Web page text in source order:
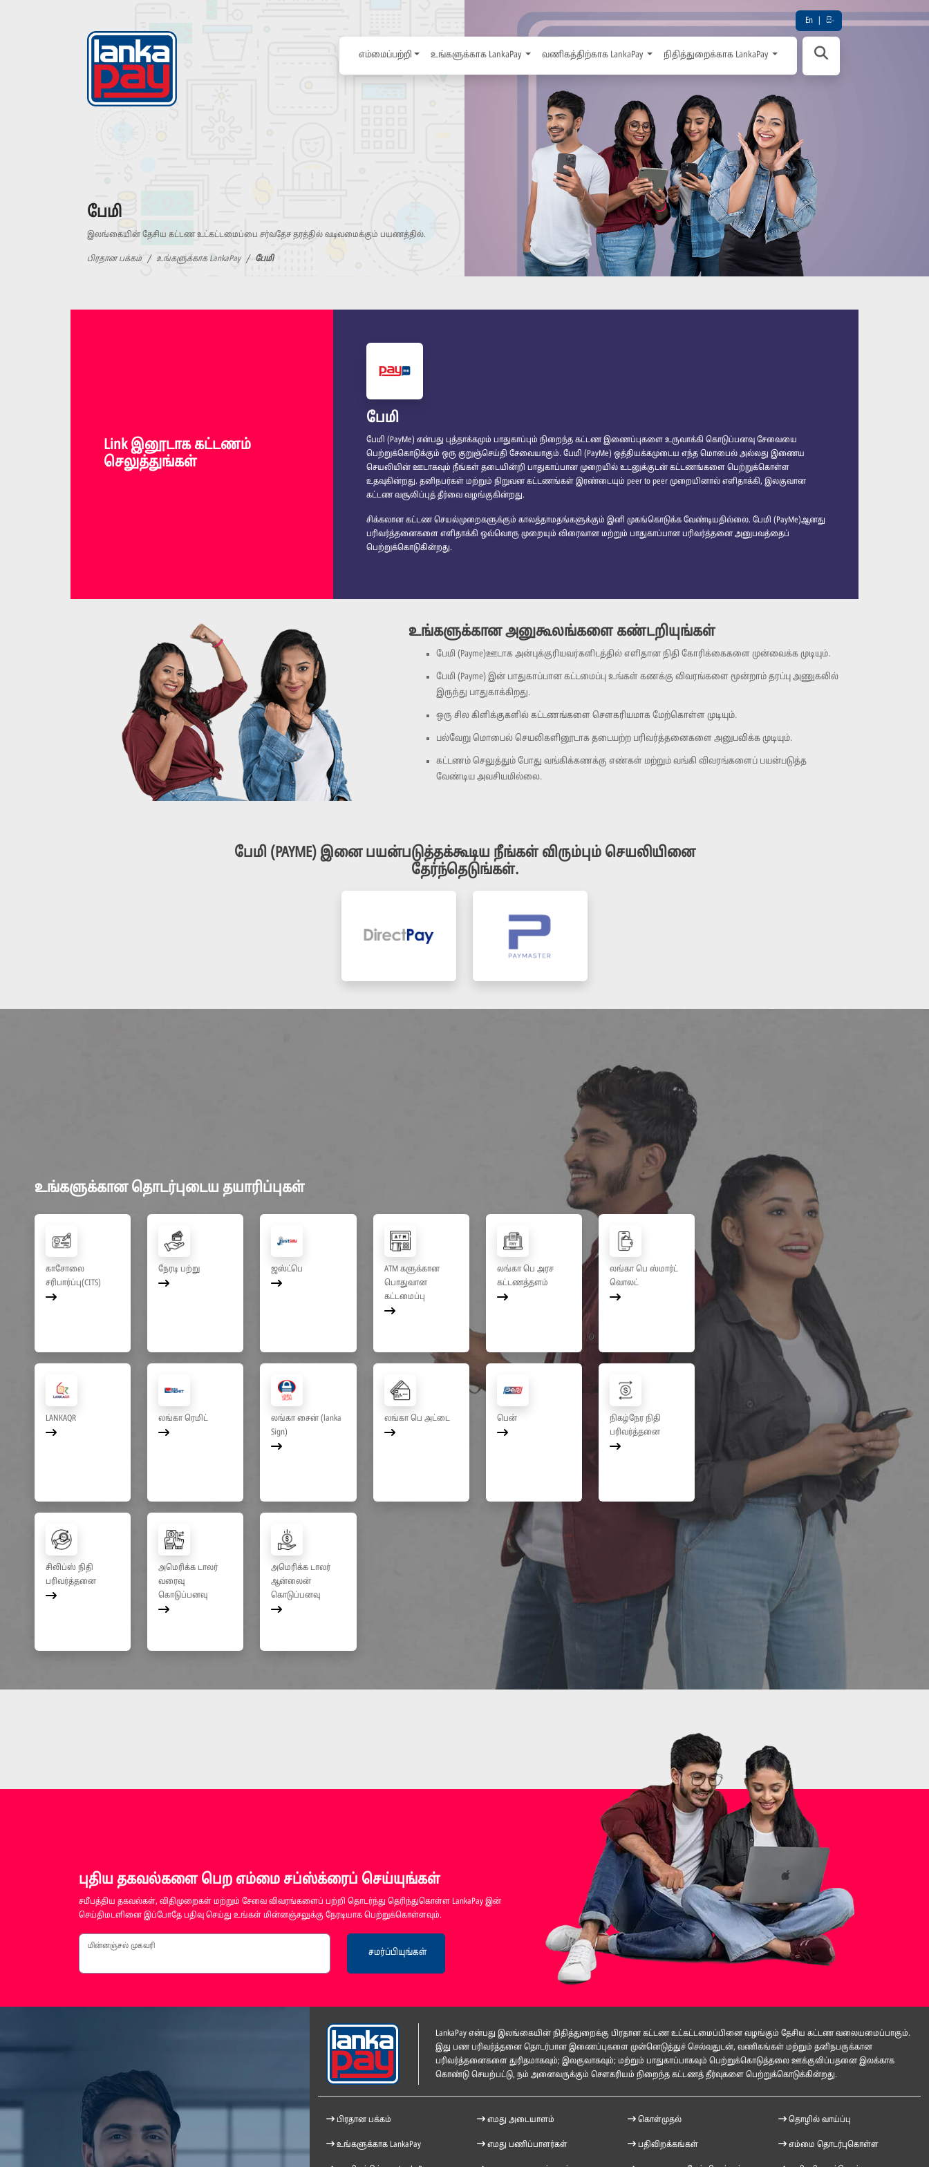
En සිං
எம்மைப்பற்றி உங்களுக்காக LankaPay வணிகத்திற்காக LankaPay நிதித்துறைக்காக LankaPay
பேமி
இலங்கையின் தேசிய கட்டண உட்கட்டமைப்பை சர்வதேச தரத்தில் வடிவமைக்கும் பயணத்தில்.
பிரதான பக்கம் உங்களுக்காக LankaPay பேமி
Link இனூடாக கட்டணம்
செலுத்துங்கள்
பேமி
பேமி (PayMe) என்பது புத்தாக்கமும் பாதுகாப்பும் நிறைந்த கட்டண இணைப்புகளை உருவாக்கி கொடுப்பனவு சேவையை
பெற்றுக்கொடுக்கும் ஒரு குறுஞ்செய்தி சேவையாகும். பேமி (PayMe) ஒத்தியக்கமுடைய எந்த மொபைல் அல்லது இணைய
செயலியின் ஊடாகவும் நீங்கள் தடையின்றி பாதுகாப்பான முறையில் உடனுக்குடன் கட்டணங்களை பெற்றுக்கொள்ள
உதவுகின்றது. தனிநபர்கள் மற்றும் நிறுவன கட்டணங்கள் இரண்டையும் peer to peer முறையினால் எளிதாக்கி, இலகுவான
கட்டண வசூலிப்புத் தீர்வை வழங்குகின்றது.
சிக்கலான கட்டண செயல்முறைகளுக்கும் காலத்தாமதங்களுக்கும் இனி முகங்கொடுக்க வேண்டியதில்லை. பேமி (PayMe)ஆனது
பரிவர்த்தனைகளை எளிதாக்கி ஒவ்வொரு முறையும் விரைவான மற்றும் பாதுகாப்பான பரிவர்த்தனை அனுபவத்தைப்
பெற்றுக்கொடுகின்றது.
உங்களுக்கான அனுகூலங்களை கண்டறியுங்கள்
பேமி (Payme)ஊடாக அன்புக்குரியவர்களிடத்தில் எளிதான நிதி கோரிக்கைகளை முன்வைக்க முடியும்.
பேமி (Payme) இன் பாதுகாப்பான கட்டமைப்பு உங்கள் கணக்கு விவரங்களை மூன்றாம் தரப்பு அணுகலில்
இருந்து பாதுகாக்கிறது.
ஒரு சில கிளிக்குகளில் கட்டணங்களை சௌகரியமாக மேற்கொள்ள முடியும்.
பல்வேறு மொபைல் செயலிகளினூடாக தடையற்ற பரிவர்த்தனைகளை அனுபவிக்க முடியும்.
கட்டணம் செலுத்தும் போது வங்கிக்கணக்கு எண்கள் மற்றும் வங்கி விவரங்களைப் பயன்படுத்த
வேண்டிய அவசியமில்லை.
பேமி (PAYME) இனை பயன்படுத்தக்கூடிய நீங்கள் விரும்பும் செயலியினை
தேர்ந்தெடுங்கள்.
உங்களுக்கான தொடர்புடைய தயாரிப்புகள்
காசோலை
சரிபார்ப்பு(CITS)
நேரடி பற்று ஜஸ்ட்பெ
ATM களுக்கான
பொதுவான
கட்டமைப்பு
லங்கா பெ அரச
கட்டணத்தளம்
லங்கா பெ ஸ்மார்ட்
வொலட்
LANKAQR லங்கா ரெமிட்
லங்கா சைன் (lanka
Sign)
லங்கா பெ அட்டை பென்
நிகழ்நேர நிதி
பரிவர்த்தனை
சிலிப்ஸ் நிதி
பரிவர்த்தனை
அமெரிக்க டாலர்
வரைவு
கொடுப்பனவு
அமெரிக்க டாலர்
ஆன்லைன்
கொடுப்பனவு
புதிய தகவல்களை பெற எம்மை சப்ஸ்க்ரைப் செய்யுங்கள்
சமீபத்திய தகவல்கள், விதிமுறைகள் மற்றும் சேவை விவரங்களைப் பற்றி தொடர்ந்து தெரிந்துகொள்ள LankaPay இன்
செய்திமடளினை இப்போதே பதிவு செய்து உங்கள் மின்னஞ்சலுக்கு நேரடியாக பெற்றுக்கொள்ளவும்.
மின்னஞ்சல் முகவரி
சமர்ப்பியுங்கள்
LankaPay என்பது இலங்கையின் நிதித்துறைக்கு பிரதான கட்டண உட்கட்டமைப்பினை வழங்கும் தேசிய கட்டண வலையமைப்பாகும்.
இது பண பரிவர்த்தனை தொடர்பான இணைப்புகளை முன்னெடுத்துச் செல்வதுடன், வணிகங்கள் மற்றும் தனிநபருக்கான
பரிவர்த்தனைகளை துரிதமாகவும்; இலகுவாகவும்; மற்றும் பாதுகாப்பாகவும் பெற்றுக்கொடுத்தலை ஊக்குவிப்பதனை இலக்காக
கொண்டு செயற்பட்டு, நம் அனைவருக்கும் சௌகரியம் நிறைந்த கட்டணத் தீர்வுகளை பெற்றுக்கொடுக்கின்றது.
பிரதான பக்கம்
உங்களுக்காக LankaPay
எமது அடையாளம்
எமது பணிப்பாளர்கள்
கொள்முதல்
பதிவிறக்கங்கள்
தொழில் வாய்ப்பு
எம்மை தொடர்புகொள்ள